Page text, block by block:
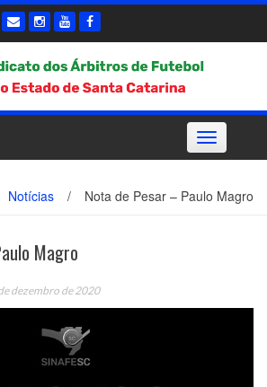
Toggle
navigation
Notícias / Nota de Pesar – Paulo Magro
Magro
dezembro de 2020